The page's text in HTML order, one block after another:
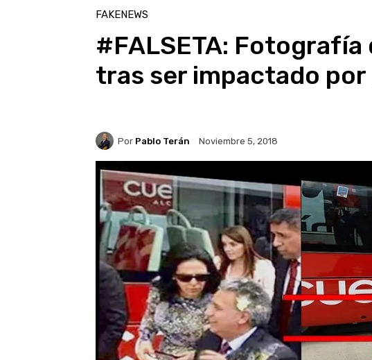
FAKENEWS
#FALSETA: Fotografía
tras ser impactado por
Por Pablo Terán Noviembre 5, 2018